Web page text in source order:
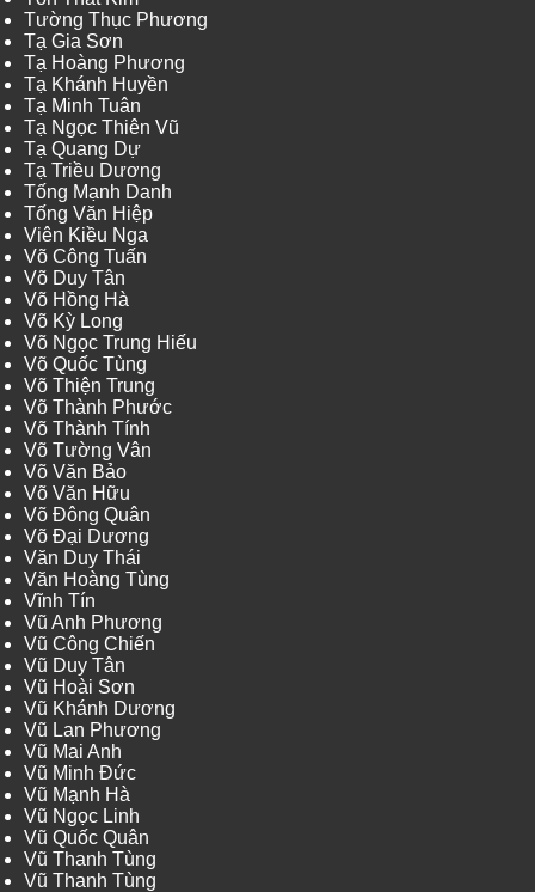
Tường Thục Phương
Tạ Gia Sơn
Tạ Hoàng Phương
Tạ Khánh Huyền
Tạ Minh Tuân
Tạ Ngọc Thiên Vũ
Tạ Quang Dự
Tạ Triều Dương
Tống Mạnh Danh
Tống Văn Hiệp
Viên Kiều Nga
Võ Công Tuấn
Võ Duy Tân
Võ Hồng Hà
Võ Kỳ Long
Võ Ngọc Trung Hiếu
Võ Quốc Tùng
Võ Thiện Trung
Võ Thành Phước
Võ Thành Tính
Võ Tường Vân
Võ Văn Bảo
Võ Văn Hữu
Võ Đông Quân
Võ Đại Dương
Văn Duy Thái
Văn Hoàng Tùng
Vĩnh Tín
Vũ Anh Phương
Vũ Công Chiến
Vũ Duy Tân
Vũ Hoài Sơn
Vũ Khánh Dương
Vũ Lan Phương
Vũ Mai Anh
Vũ Minh Đức
Vũ Mạnh Hà
Vũ Ngọc Linh
Vũ Quốc Quân
Vũ Thanh Tùng
Vũ Thanh Tùng